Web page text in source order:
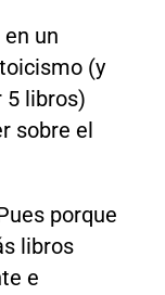
un
(y
5 libros)
sobre el
porque
libros
e